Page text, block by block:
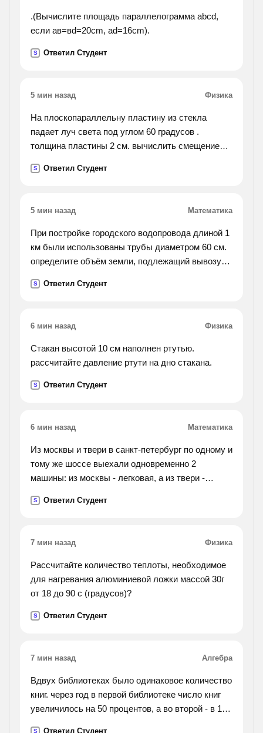
.(Вычислите площадь параллелограмма abcd,
если ав=вd=20cm, ad=16cm).
S Ответил Студент
5 мин назад Физика
На плоскопараллельну пластину из стекла
падает луч света под углом 60 градусов .
толщина пластины 2 см. вычислить смещение
S Ответил Студент
5 мин назад Математика
При постройке городского водопровода длиной 1
км были использованы трубы диаметром 60 см.
определите объём земли, подлежащий вывозу
S Ответил Студент
6 мин назад Физика
Стакан высотой 10 см наполнен ртутью.
рассчитайте давление ртути на дно стакана.
S Ответил Студент
6 мин назад Математика
Из москвы и твери в санкт-петербург по одному и
тому же шоссе выехали одновременно 2
машины: из москвы - легковая, а из твери -
какова скорость легковой машины, если она
расстояние от москвы до твери 168 км? решить
нужно двумя
S Ответил Студент
7 мин назад Физика
Рассчитайте количество теплоты, необходимое
для нагревания алюминиевой ложки массой 30г
от 18 до 90 с (градусов)?
S Ответил Студент
7 мин назад Алгебра
Вдвух библиотеках было одинаковое количество
книг. через год в первой библиотеке число книг
увеличилось на 50 процентов, а во второй - в 1,5
S Ответил Студент